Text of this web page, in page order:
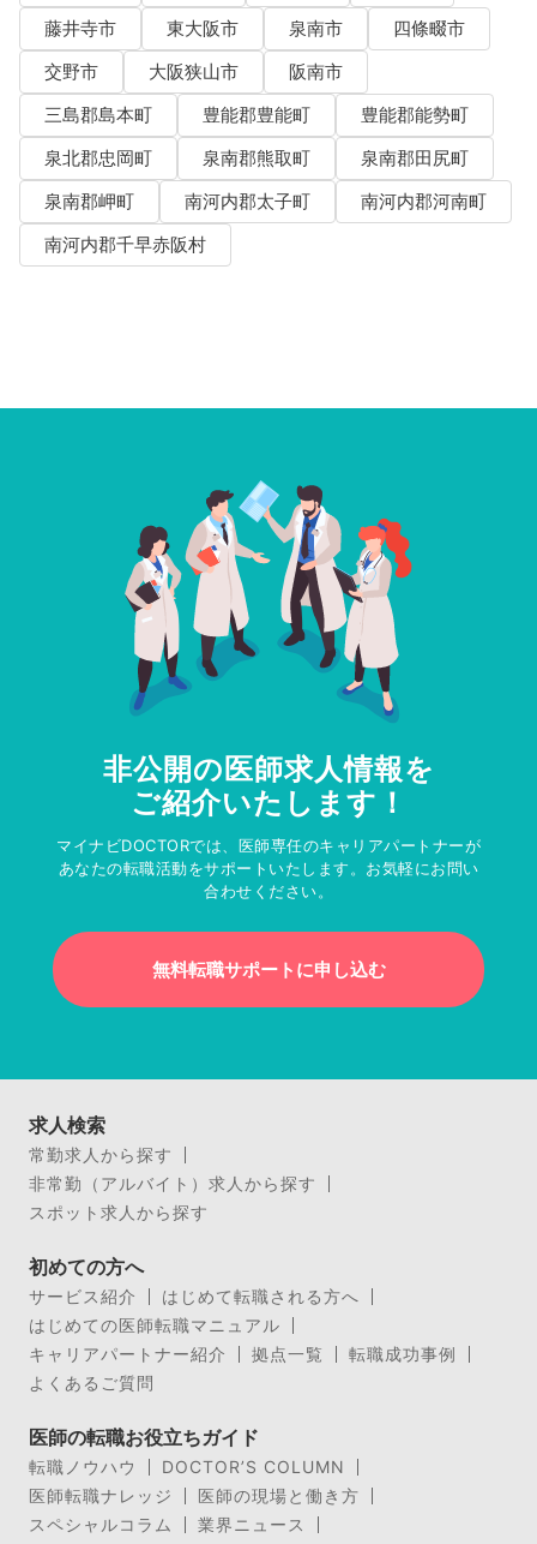
藤井寺市
東大阪市 泉南市
四條畷市
交野市
大阪狭山市
阪南市
三島郡島本町
豊能郡豊能町
豊能郡能勢町
泉北郡忠岡町
泉南郡熊取町
泉南郡田尻町
泉南郡岬町
南河内郡太子町
南河内郡河南町
南河内郡千早赤阪村
非公開の医師求人情報を
ご紹介いたします！
マイナビDOCTORでは、医師専任のキャリアパートナーが
あなたの転職活動をサポートいたします。お気軽にお問い
合わせください。
無料転職サポートに申し込む
求人検索
常勤求人から探す
非常勤（アルバイト）求人から探す
スポット求人から探す
初めての方へ
サービス紹介
はじめて転職される方へ
はじめての医師転職マニュアル
キャリアパートナー紹介
拠点一覧
転職成功事例
よくあるご質問
医師の転職お役立ちガイド
転職ノウハウ
DOCTOR’S COLUMN
医師転職ナレッジ
医師の現場と働き方
スペシャルコラム
業界ニュース